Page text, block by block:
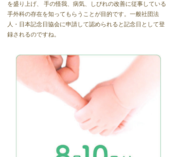
を盛り上げ、 手の怪我、病気、しびれの改善に従事している
手外科の存在を知ってもらうことが目的です。一般社団法
人・日本記念日協会に申請して認められると記念日として登
録されるのですね。